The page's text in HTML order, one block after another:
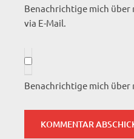
Benachrichtige mich
via E-Mail.
Benachrichtige mich über